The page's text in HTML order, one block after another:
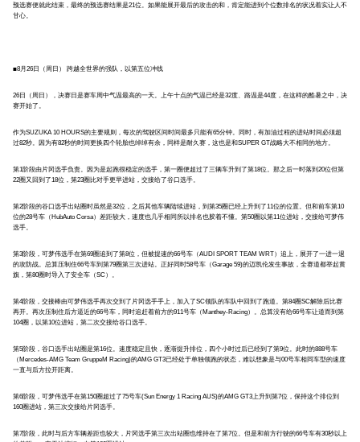
预选赛便就此结束，最终的预选赛结果是21位。如果能展开最后的攻击的和，肯定能进到个位数排名的状况着实让人不
甘心。
■8月26日（周日） 跨越全世界的强队，以第五位冲线
26日（周日），决赛日是赛车周中气温最高的一天。上午十点的气温已经是32度、路温是44度，在这样的酷暑之中，决
赛开始了。
作为SUZUKA 10 HOURS的主要规则，每次的驾驶区间时间最多只能有65分钟。同时，有加油过程的进站时间必须超
过82秒。因为有82秒的时间更换四个轮胎也绰绰有余，同样是耐久赛，这也是和SUPER GT战略大不相同的地方。
第1阶段由片冈选手负责。因为是起跑很稳定的选手，第一圈便超过了三辆车升到了第18位。那之后一时落到20位但第
22圈又回到了18位，第23圈比对手更早进站，交接给了谷口选手。
第2阶段的谷口选手出站圈时虽然是32位，之后其他车辆陆续进站，到第35圈已经上升到了11位的位置。但和前车第10
位的28号车（HubAuto Corsa）差距较大，速度也几乎相同所以排名也胶着不懂。第50圈以第11位进站，交接给可梦伟
选手。
第3阶段，可梦伟选手在第69圈追到了第8位，但被提速的66号车（AUDI SPORT TEAM WRT）追上，展开了一进一退
的攻防战。总算压制住66号车到第79圈第三次进站。正好同时58号车（Garage 59)的迈凯伦发生事故，全赛道都举起黄
旗，第80圈时导入了安全车（SC）。
第4阶段，交接棒由可梦伟选手再次交到了片冈选手手上，加入了SC领队的车队中回到了跑道。第84圈SC解除后比赛
再开。再次压制住后方逼近的66号车，同时追赶着前方的911号车（Manthey-Racing）。总算没有给66号车让道而到第
104圈，以第10位进站，第二次交接给谷口选手。
第5阶段，谷口选手出站圈是第16位。速度稳定且快，逐渐提升排位，四个小时过后已经到了第9位。此时的888号车
（Mercedes-AMG Team GruppeM Racing)的AMG GT3已经处于单独领跑的状态，难以想象是与00号车相同车型的速度
一直与后方拉开距离。
第6阶段，可梦伟选手在第150圈超过了75号车(Sun Energy 1 Racing AUS)的AMG GT3上升到第7位，保持这个排位到
160圈进站，第三次交接给片冈选手。
第7阶段，此时与后方车辆差距也较大，片冈选手第三次出站圈也维持在了第7位。但是和前方行驶的66号车有30秒以上